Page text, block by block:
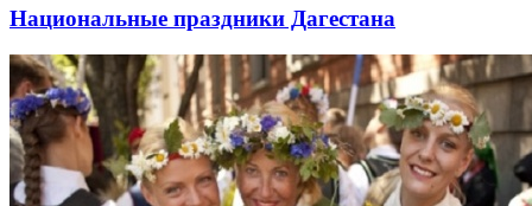
Национальные праздники Дагестана